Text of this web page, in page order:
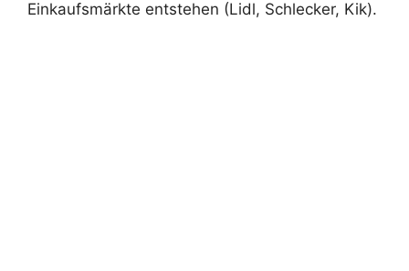
Einkaufsmärkte entstehen (Lidl, Schlecker, Kik).